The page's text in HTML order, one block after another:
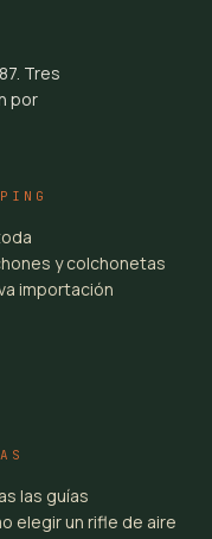
Tres
por
y colchonetas
importación
las guías
elegir un rifle de aire